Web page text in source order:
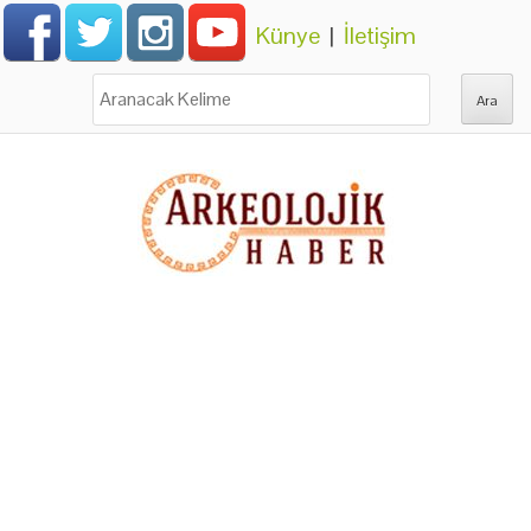
Künye | İletişim